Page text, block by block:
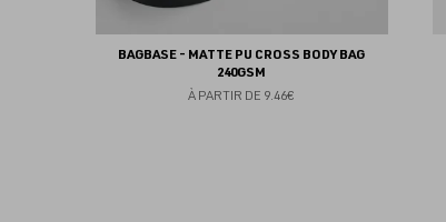
BAGBASE - MATTE PU CROSS BODY BAG
240GSM
À PARTIR DE 9.46€